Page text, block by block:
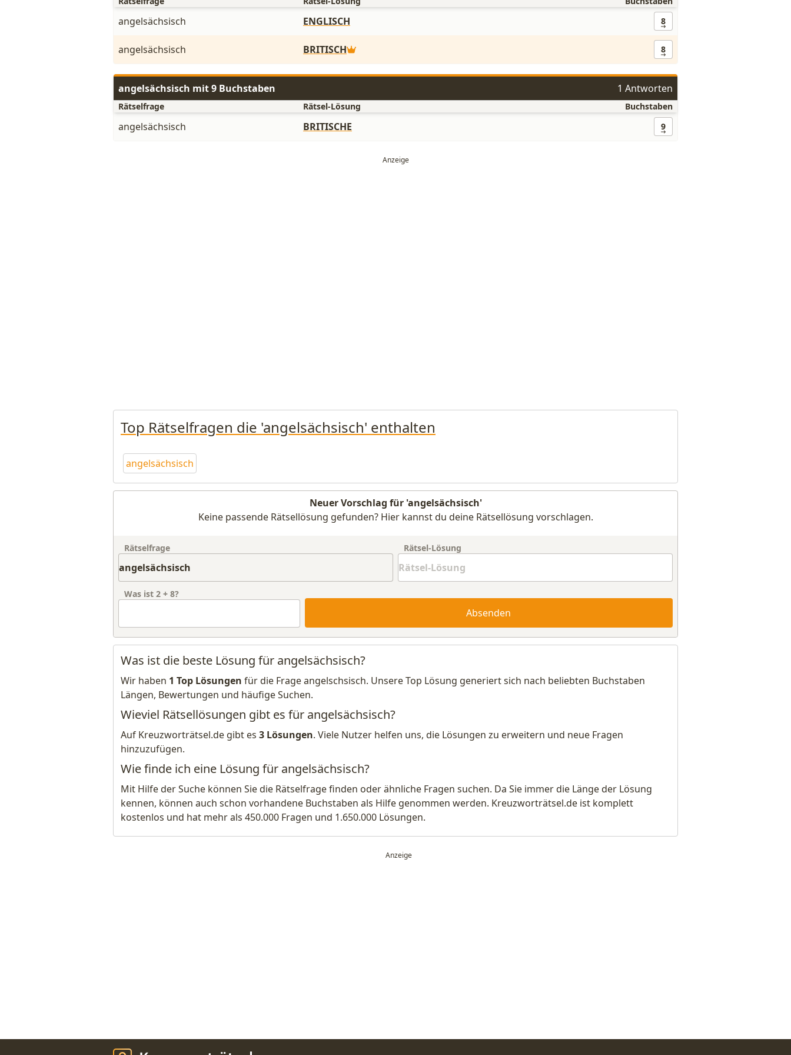
angelsächsisch ENGLISCH 8
angelsächsisch BRITISCH 8
angelsächsisch mit 9 Buchstaben 1 Antworten
Rätselfrage Rätsel-Lösung Buchstaben
angelsächsisch BRITISCHE 9
Top Rätselfragen die 'angelsächsisch' enthalten
angelsächsisch
Neuer Vorschlag für 'angelsächsisch'
Keine passende Rätsellösung gefunden? Hier kannst du deine Rätsellösung vorschlagen.
Rätselfrage Rätsel-Lösung
Was ist 2 + 8?
Absenden
Was ist die beste Lösung für angelsächsisch?
Wir haben 1 Top Lösungen für die Frage angelschsisch. Unsere Top Lösung generiert sich nach beliebten Buchstaben
Längen, Bewertungen und häufige Suchen.
Wieviel Rätsellösungen gibt es für angelsächsisch?
Auf Kreuzworträtsel.de gibt es 3 Lösungen. Viele Nutzer helfen uns, die Lösungen zu erweitern und neue Fragen
hinzuzufügen.
Wie finde ich eine Lösung für angelsächsisch?
Mit Hilfe der Suche können Sie die Rätselfrage finden oder ähnliche Fragen suchen. Da Sie immer die Länge der Lösung
kennen, können auch schon vorhandene Buchstaben als Hilfe genommen werden. Kreuzworträtsel.de ist komplett
kostenlos und hat mehr als 450.000 Fragen und 1.650.000 Lösungen.